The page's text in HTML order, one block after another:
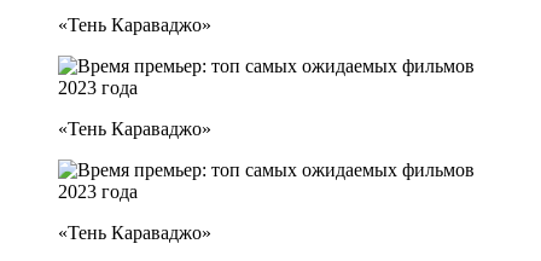
«Тень Караваджо»
«Тень Караваджо»
«Тень Караваджо»